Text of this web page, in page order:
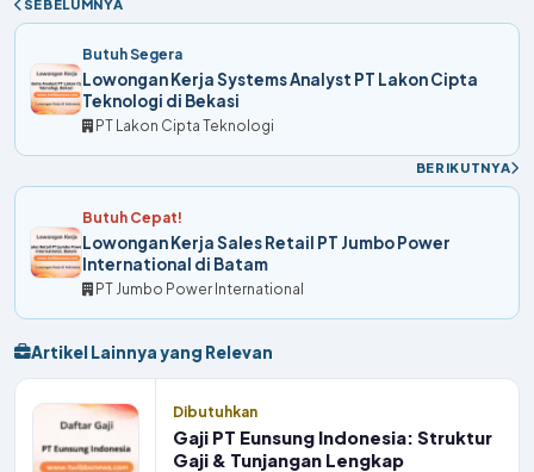
SEBELUMNYA
Butuh Segera
Lowongan Kerja Systems Analyst PT Lakon Cipta
Teknologi di Bekasi
PT Lakon Cipta Teknologi
BERIKUTNYA
Butuh Cepat!
Lowongan Kerja Sales Retail PT Jumbo Power
International di Batam
PT Jumbo Power International
Artikel Lainnya yang Relevan
Dibutuhkan
Gaji PT Eunsung Indonesia: Struktur
Gaji & Tunjangan Lengkap